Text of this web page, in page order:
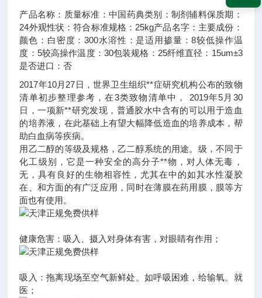
产品名称： 质量标准： 中国药典类别： 制剂辅料保质期：
24外观性状：符合标准规格： 25kg产品名字： 主要成份：
颜色： 白 密度：300水溶性： 是适用掺量：8较低操作温
度： 5较高操作温度： 30包装规格： 25纤维直径： 15um±3
是否进口：否
2017年10月27日，世界卫生组织**症研究机构公布的致物
清单初步整理参考，在3类致物清单中， 2019年5月30
日，一项新**研究发现，普通胶水中含有的可以用于造血
的培养液，在此基础上有望大幅降低造血的培养成本，帮
助白血病等疾病。
用乙二醇的等级及规格，乙二醇系统的用途。级，不同于
化工级别，它是一种安全的高分子**物，对人体无毒，
无，具有良好的生物相容性，尤其在中的如其水性凝胶
在、和方面的有广泛应用，同时在薄膜在药用膜，膜等方
面也有使用。
健康危害：吸入、摄入对身体有害，对眼睛有作用；
吸入：拖离现场至空气新鲜处。如呼吸困难，给输氧。就
医；